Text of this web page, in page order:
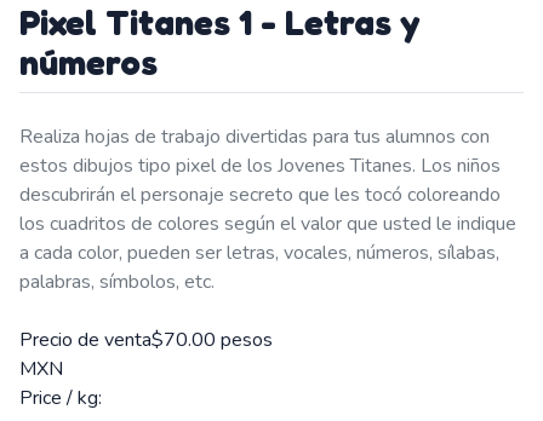
Pixel Titanes 1 - Letras y
números
Realiza hojas de trabajo divertidas para tus alumnos con
estos dibujos tipo pixel de los Jovenes Titanes. Los niños
descubrirán el personaje secreto que les tocó coloreando
los cuadritos de colores según el valor que usted le indique
a cada color, pueden ser letras, vocales, números, sílabas,
palabras, símbolos, etc.
Precio de venta$70.00 pesos
MXN
Price / kg: